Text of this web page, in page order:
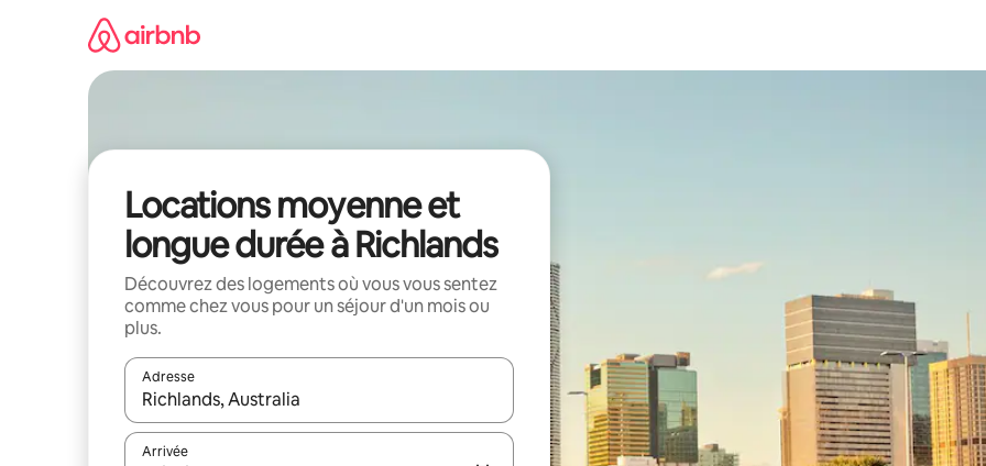
Locations moyenne et
longue durée à Richlands
Découvrez des logements où vous vous sentez
comme chez vous pour un séjour d'un mois ou
plus.
Adresse
Lorsque les résultats s'affichent, utilisez les flèches vers le haut et vers le bas pour les parcourir ou en appuyant et en
Arrivée